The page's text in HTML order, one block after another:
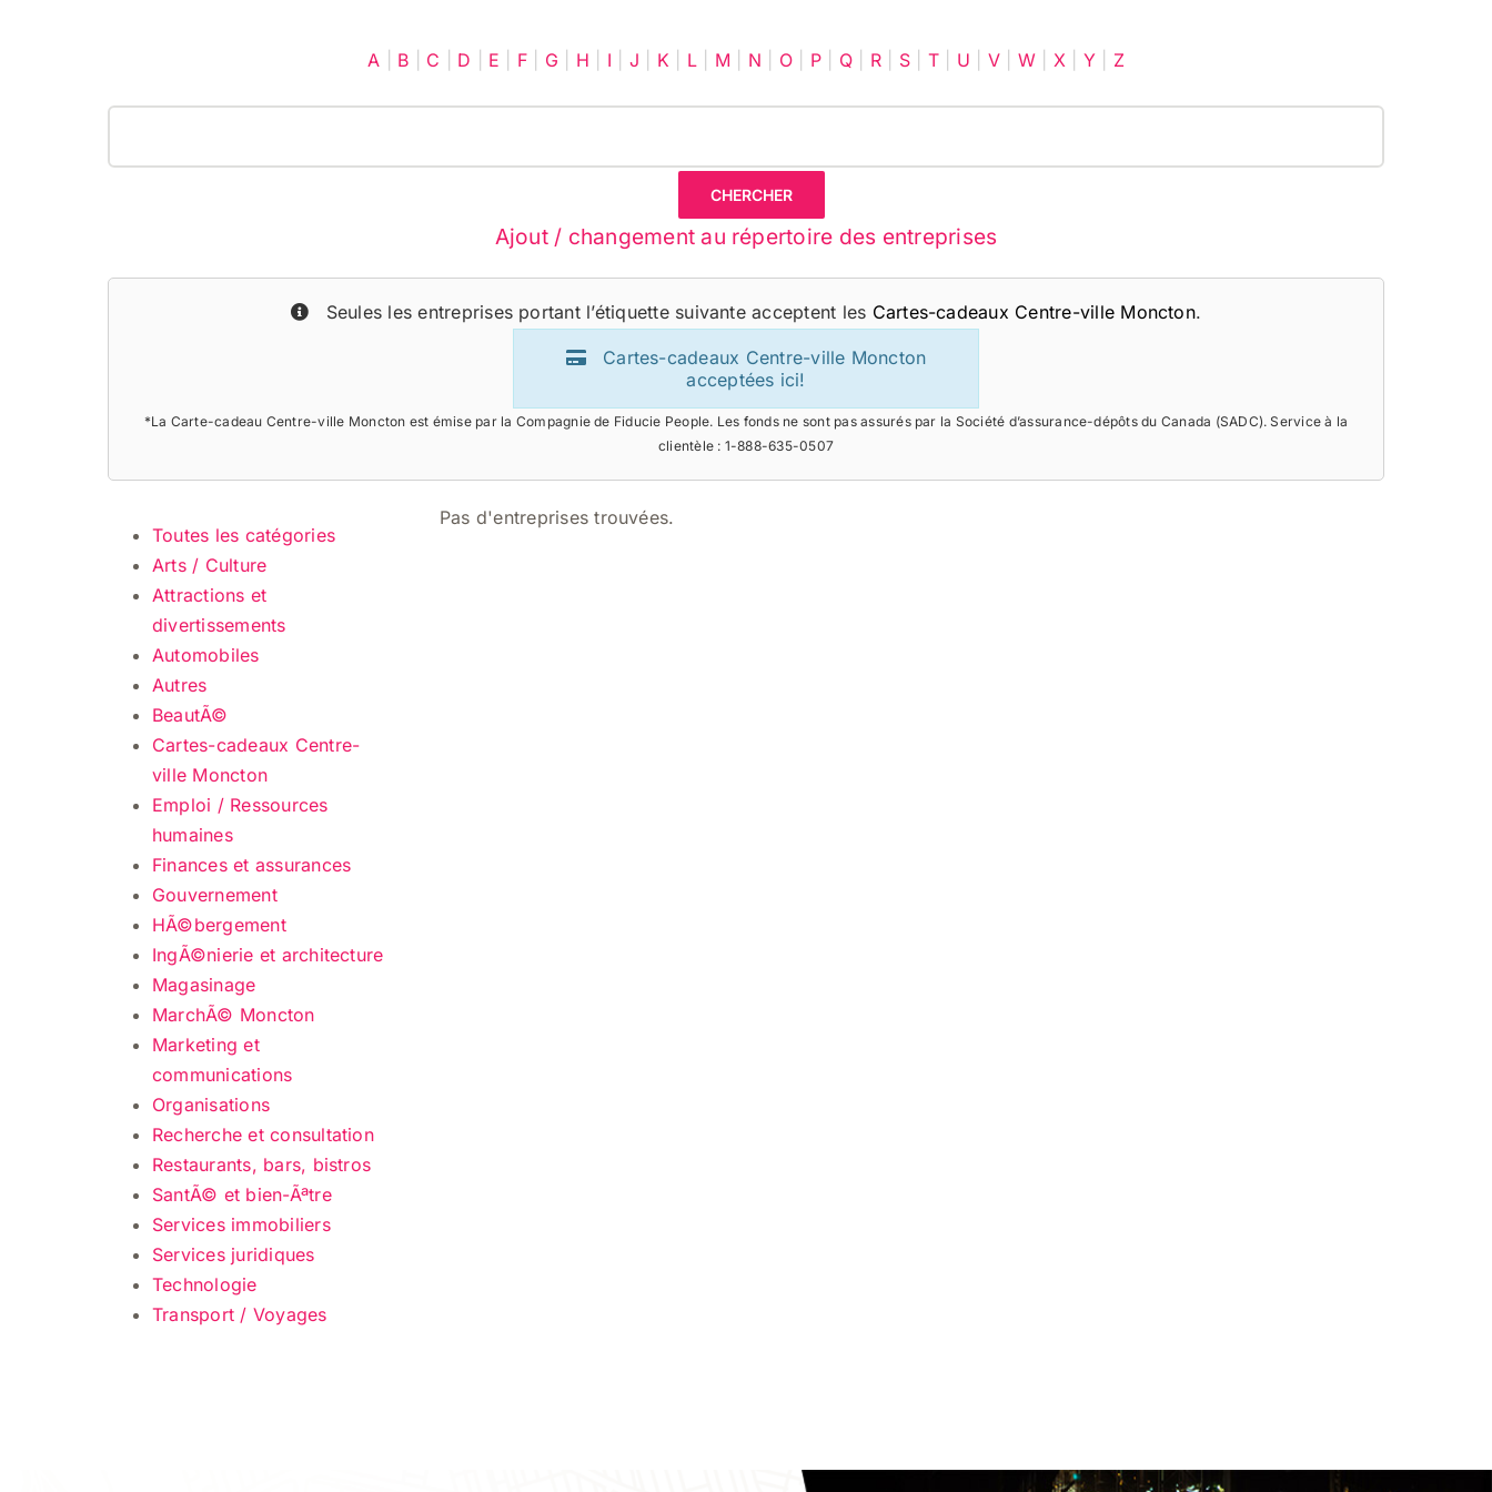
A B C D E F G H I J K L M N O P Q R S T U V| W| X Y| Z
Ajout / changement au répertoire des entreprises
Seules les entreprises portant l’étiquette suivante acceptent les Cartes-cadeaux Centre-ville Moncton.
Cartes-cadeaux Centre-ville Moncton
acceptées ici!
*La Carte-cadeau Centre-ville Moncton est émise par la Compagnie de Fiducie People. Les fonds ne sont pas assurés par la Société d’assurance-dépôts du Canada (SADC). Service à la
clientèle : 1-888-635-0507
Toutes les catégories
Arts / Culture
Attractions et
divertissements
Automobiles
Autres
BeautÃ©
Cartes-cadeaux Centre-
ville Moncton
Emploi / Ressources
humaines
Finances et assurances
Gouvernement
HÃ©bergement
IngÃ©nierie et architecture
Magasinage
MarchÃ© Moncton
Marketing et
communications
Organisations
Recherche et consultation
Restaurants, bars, bistros
SantÃ© et bien-Ãªtre
Services immobiliers
Services juridiques
Technologie
Transport / Voyages
Pas d'entreprises trouvées.